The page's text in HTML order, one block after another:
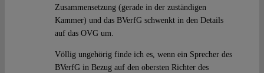
Zusammensetzung (gerade in der zuständigen
Kammer) und das BVerfG schwenkt in den Details
auf das OVG um.
Völlig ungehörig finde ich es, wenn ein Sprecher des
BVerfG in Bezug auf den obersten Richter des